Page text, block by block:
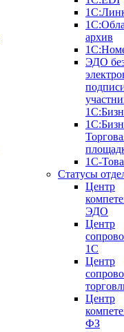
архив
ЭДО
1С-
Статусы
Центр
ЭДО
Центр
1С
Центр
Центр
ФЗ